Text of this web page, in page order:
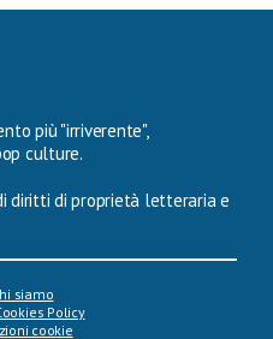
più "irriverente",
culture.
diritti di proprietà letteraria e
siamo
Policy
cookie